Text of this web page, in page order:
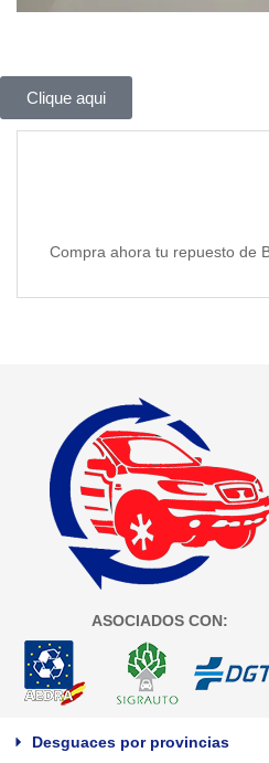
Clique aqui
Compra ahora tu repuesto de
ASOCIADOS CON:
Desguaces por provincias